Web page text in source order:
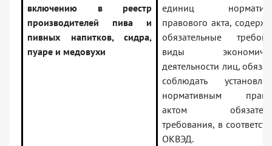
включению в реестр
производителей пива и
пивных напитков, сидра,
пуаре и медовухи
единиц
правового акта,
обязательные
виды
деятельности лиц,
соблюдать
нормативным
актом
требования, в
ОКВЭД.